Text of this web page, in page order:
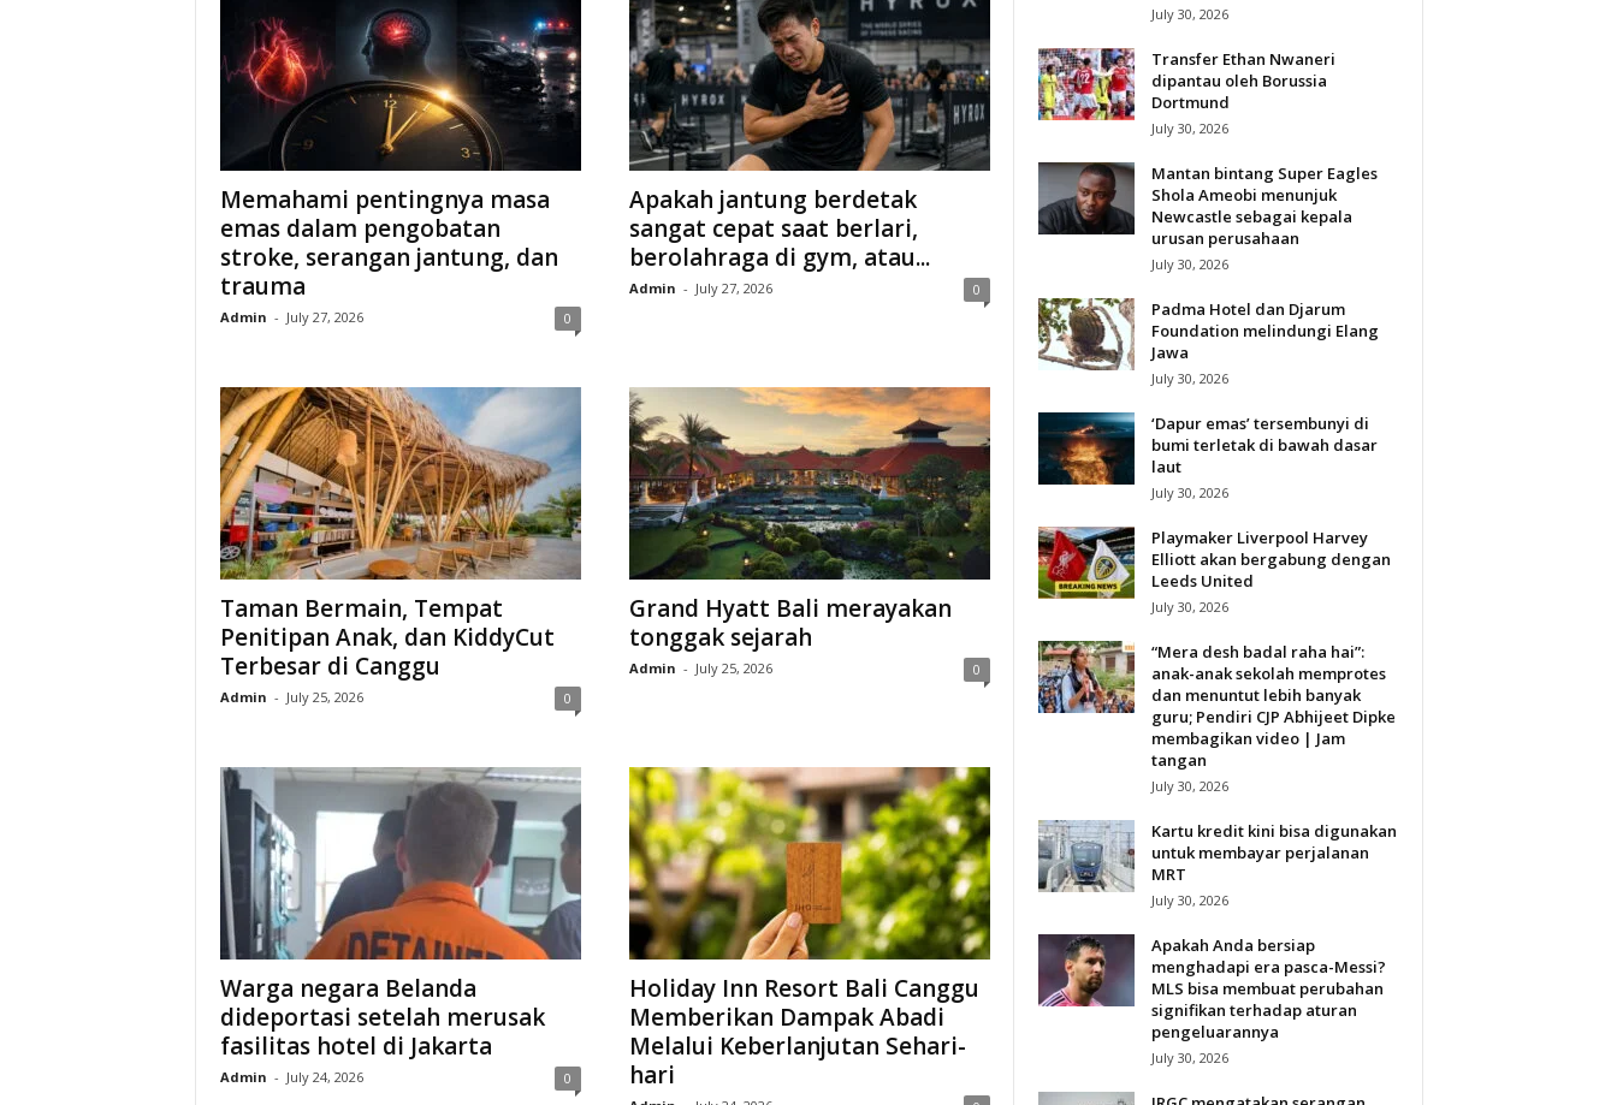
Memahami pentingnya masa
emas dalam pengobatan
stroke, serangan jantung, dan
trauma
Admin - July 27, 2026 0
Apakah jantung berdetak
sangat cepat saat berlari,
berolahraga di gym, atau...
Admin - July 27, 2026 0
Taman Bermain, Tempat
Penitipan Anak, dan KiddyCut
Terbesar di Canggu
Admin - July 25, 2026 0
Grand Hyatt Bali merayakan
tonggak sejarah
Admin - July 25, 2026 0
Warga negara Belanda
dideportasi setelah merusak
fasilitas hotel di Jakarta
Admin - July 24, 2026 0
Holiday Inn Resort Bali Canggu
Memberikan Dampak Abadi
Melalui Keberlanjutan Sehari-
hari
July 30, 2026
Transfer Ethan Nwaneri
dipantau oleh Borussia
Dortmund
July 30, 2026
Mantan bintang Super Eagles
Shola Ameobi menunjuk
Newcastle sebagai kepala
urusan perusahaan
July 30, 2026
Padma Hotel dan Djarum
Foundation melindungi Elang
Jawa
July 30, 2026
‘Dapur emas’ tersembunyi di
bumi terletak di bawah dasar
laut
July 30, 2026
Playmaker Liverpool Harvey
Elliott akan bergabung dengan
Leeds United
July 30, 2026
“Mera desh badal raha hai”:
anak-anak sekolah memprotes
dan menuntut lebih banyak
guru; Pendiri CJP Abhijeet Dipke
membagikan video | Jam
tangan
July 30, 2026
Kartu kredit kini bisa digunakan
untuk membayar perjalanan
MRT
July 30, 2026
Apakah Anda bersiap
menghadapi era pasca-Messi?
MLS bisa membuat perubahan
signifikan terhadap aturan
pengeluarannya
July 30, 2026